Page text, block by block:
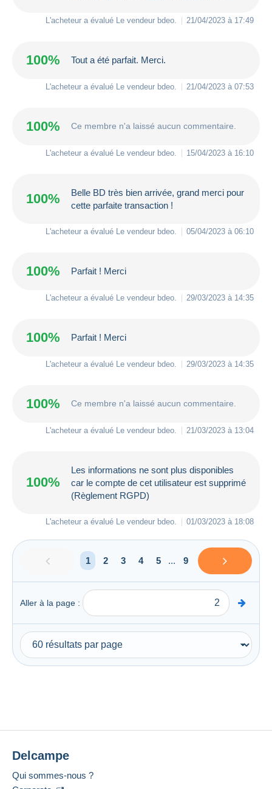
L'acheteur a évalué Le vendeur bdeo 21/04/2023 à 17:49
100% Tout a été parfait. Merci.
L'acheteur a évalué Le vendeur bdeo 21/04/2023 à 07:53
100% Ce membre n'a laissé aucun commentaire.
L'acheteur a évalué Le vendeur bdeo 15/04/2023 à 16:10
100%
Belle BD très bien arrivée, grand merci pour
cette parfaite transaction !
L'acheteur a évalué Le vendeur bdeo 05/04/2023 à 06:10
100% Parfait ! Merci
L'acheteur a évalué Le vendeur bdeo 29/03/2023 à 14:35
100% Parfait ! Merci
L'acheteur a évalué Le vendeur bdeo 29/03/2023 à 14:35
100% Ce membre n'a laissé aucun commentaire.
L'acheteur a évalué Le vendeur bdeo 21/03/2023 à 13:04
100%
Les informations ne sont plus disponibles
car le compte de cet utilisateur est supprimé
(Règlement RGPD)
L'acheteur a évalué Le vendeur bdeo 01/03/2023 à 18:08
1 2 3 4 5 ... 9
Aller à la page :
Delcampe
Qui sommes-nous ?